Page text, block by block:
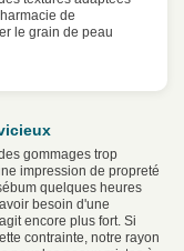
de
le grain de peau
gommages trop
impression de propreté
quelques heures
besoin d'une
encore plus fort. Si
contrainte, notre rayon